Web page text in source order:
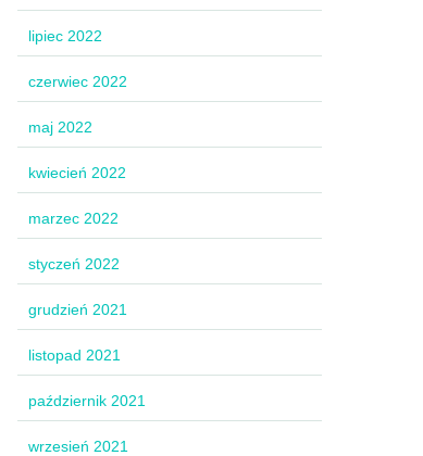
lipiec 2022
czerwiec 2022
maj 2022
kwiecień 2022
marzec 2022
styczeń 2022
grudzień 2021
listopad 2021
październik 2021
wrzesień 2021